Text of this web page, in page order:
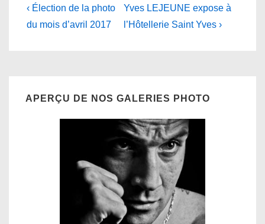
Navigation
de
Previous
Post
‹ Élection de la photo
du mois d’avril 2017
Next
Post
Yves LEJEUNE expose à
l’Hôtellerie Saint Yves ›
APERÇU DE NOS GALERIES PHOTO